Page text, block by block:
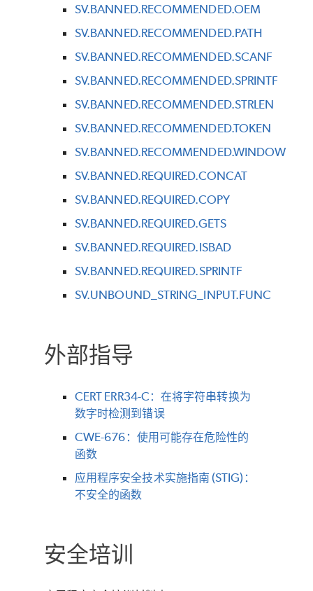
SV.BANNED.RECOMMENDED.OEM
SV.BANNED.RECOMMENDED.PATH
SV.BANNED.RECOMMENDED.SCANF
SV.BANNED.RECOMMENDED.SPRINTF
SV.BANNED.RECOMMENDED.STRLEN
SV.BANNED.RECOMMENDED.TOKEN
SV.BANNED.RECOMMENDED.WINDOW
SV.BANNED.REQUIRED.CONCAT
SV.BANNED.REQUIRED.COPY
SV.BANNED.REQUIRED.GETS
SV.BANNED.REQUIRED.ISBAD
SV.BANNED.REQUIRED.SPRINTF
SV.UNBOUND_STRING_INPUT.FUNC
外部指导
CERT ERR34-C：在将字符串转换为
数字时检测到错误
CWE-676：使用可能存在危险性的
函数
应用程序安全技术实施指南 (STIG)：
不安全的函数
安全培训